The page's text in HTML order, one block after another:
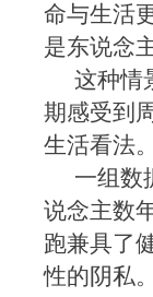
命与生活
是东说念
这种情
期感受到
生活看法。
一组数
说念主数
跑兼具了
性的阴私。